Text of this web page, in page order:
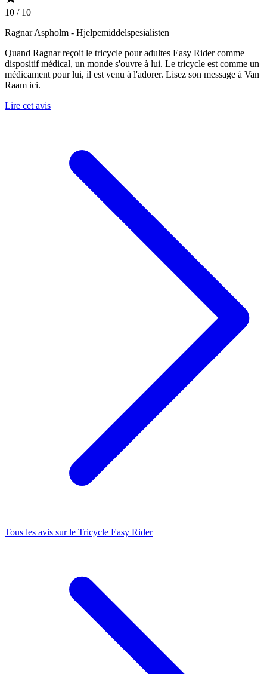
10 / 10
Ragnar Aspholm - Hjelpemiddelspesialisten
Quand Ragnar reçoit le tricycle pour adultes Easy Rider comme
dispositif médical, un monde s'ouvre à lui. Le tricycle est comme un
médicament pour lui, il est venu à l'adorer. Lisez son message à Van
Raam ici.
Lire cet avis
Tous les avis sur le Tricycle Easy Rider